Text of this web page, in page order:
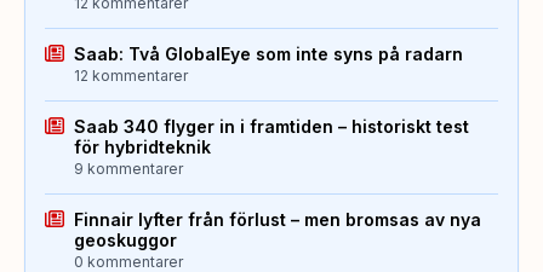
Saab: Två GlobalEye som inte syns på radarn
12 kommentarer
Saab 340 flyger in i framtiden – historiskt test
för hybridteknik
9 kommentarer
Finnair lyfter från förlust – men bromsas av nya
geoskuggor
0 kommentarer